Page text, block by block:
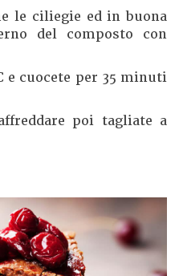
le ciliegie ed in buona
del composto con
e cuocete per 35 minuti
poi tagliate a